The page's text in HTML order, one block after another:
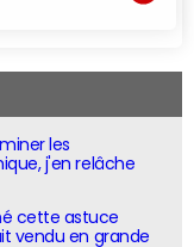
les
j'en relâche
cette astuce
vendu en grande